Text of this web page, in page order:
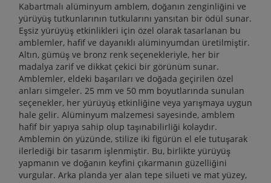
Kabartmalı alüminyum amblem, doğanın zenginliğini ve
yürüyüş tutkunlarının tutkularını yansıtan bir ödül sunar.
Eşsiz yürüyüş etkinlikleri için özel olarak tasarlanan bu
amblemler, hafif ve dayanıklı alüminyumdan üretilmiştir.
Altın, gümüş ve bronz renk seçenekleriyle, her bir
madalya zarif ve dikkat çekici bir görünüm sunar.
Amblemler, eldeki başarıları ve doğada geçirilen özel
anları simgeler. 25 mm ve 50 mm boyutlarında sunulan
seçenekler, her yürüyüş etkinliğine veya yarışmaya uygun
hale gelir. Alüminyum malzemesi sayesinde, amblem
hafif bir yapıya sahip olup taşınabilirliği kolaydır.
Amblemin ön yüzünde, stilize iki figürün el ele tutuşarak
ilerlediği bir tasarım işlenmiştir. Bu, birlikte yürüyüş
yapmanın ve doğanın keyfini çıkarmanın güzelliğini
vurgular. Arka planda yer alan tepe silueti ve mat yüzey,